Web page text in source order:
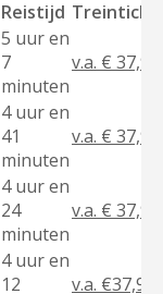
Reistijd
5 uur en
7
minuten
v.a. € 37,90
4 uur en
41
minuten
v.a. € 37,90
4 uur en
24
minuten
v.a. € 37,90
4 uur en
12
v.a. €37,90